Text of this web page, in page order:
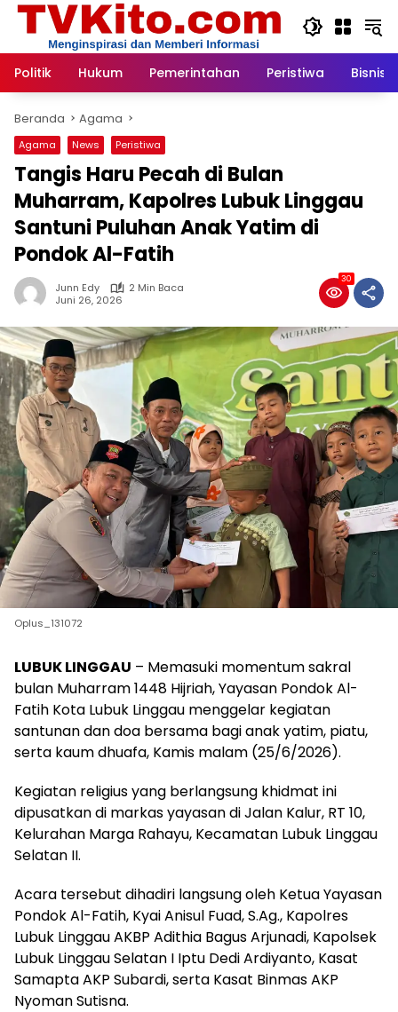
Langsung
Politik
Hukum Pemerintahan Peristiwa Bisnis
Beranda Agama
Agama News Peristiwa
Tangis Haru Pecah di Bulan
Muharram, Kapolres Lubuk Linggau
Santuni Puluhan Anak Yatim di
Pondok Al-Fatih
Junn Edy
2 Min Baca
Juni 26, 2026
30
Oplus_131072
LUBUK LINGGAU – Memasuki momentum sakral
bulan Muharram 1448 Hijriah, Yayasan Pondok Al-
Fatih Kota Lubuk Linggau menggelar kegiatan
santunan dan doa bersama bagi anak yatim, piatu,
serta kaum dhuafa, Kamis malam (25/6/2026).
Kegiatan religius yang berlangsung khidmat ini
dipusatkan di markas yayasan di Jalan Kalur, RT 10,
Kelurahan Marga Rahayu, Kecamatan Lubuk Linggau
Selatan II.
Acara tersebut dihadiri langsung oleh Ketua Yayasan
Pondok Al-Fatih, Kyai Anisul Fuad, S.Ag., Kapolres
Lubuk Linggau AKBP Adithia Bagus Arjunadi, Kapolsek
Lubuk Linggau Selatan I Iptu Dedi Ardiyanto, Kasat
Samapta AKP Subardi, serta Kasat Binmas AKP
Nyoman Sutisna.